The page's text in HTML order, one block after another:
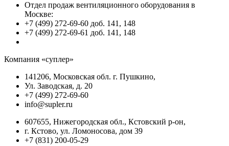
Отдел продаж вентиляционного оборудования в
Москве:
+7 (499) 272-69-60 доб. 141, 148
+7 (499) 272-69-61 доб. 141, 148
Компания «суплер»
141206, Московская обл. г. Пушкино,
Ул. Заводская, д. 20
+7 (499) 272-69-60
info@supler.ru
607655, Нижегородская обл., Кстовский р-он,
г. Кстово, ул. Ломоносова, дом 39
+7 (831) 200-05-29